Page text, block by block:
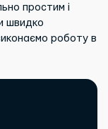
простим і
швидко
роботу в